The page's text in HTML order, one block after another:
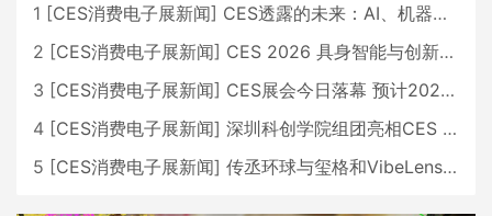
1 [CES消费电子展新闻] CES透露的未来：AI、机器人与智能生活大爆发
2 [CES消费电子展新闻] CES 2026 具身智能与创新领域 中国公司大放异彩
3 [CES消费电子展新闻] CES展会今日落幕 预计2026行业收入将超五千亿美元
4 [CES消费电子展新闻] 深圳科创学院组团亮相CES 广受好评
5 [CES消费电子展新闻] 传丞环球与玺格和VibeLens共同推出全新耳机